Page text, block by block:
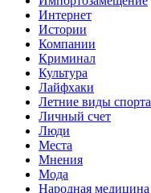
Интернет
Истории
Компании
Криминал
Культура
Лайфхаки
Летние виды спорта
Личный счет
Люди
Места
Мнения
Мода
Народная медицина